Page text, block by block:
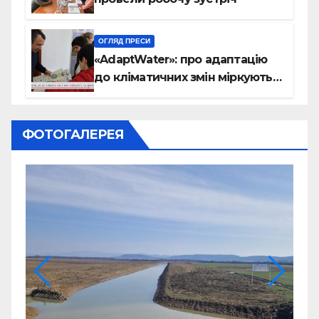
ОГЛЯД ПРЕСИ
«AdaptWater»: про адаптацію
до кліматичних змін міркують
ФОТОГАЛЕРЕЯ